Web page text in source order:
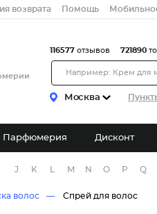
возврата Помощь
Москва
116577 отзывов 721890
Парфюмерия Дисконт
J K M N O P Q
волос Спрей для волос